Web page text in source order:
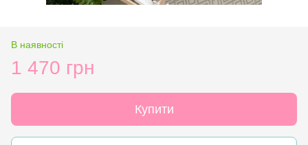
В наявності
1 470 грн
Купити